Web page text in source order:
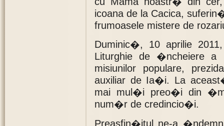
icoana de la Cacica,
frumoasele mistere de
Duminic�, 10 aprilie
Liturghie de �ncheiere a
misiunilor populare,
auxiliar de Ia�i. La
mai mul�i preo�i din
num�r de credincio�i.
Preasfin�itul ne-a